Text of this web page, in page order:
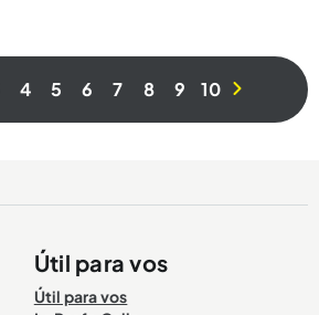
4 5 6 7 8 9 10
Útil para vos
Útil para vos